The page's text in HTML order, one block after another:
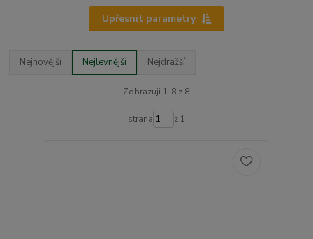
Upřesnit parametry
Nejnovější Nejlevnější Nejdražší
Zobrazuji 1-8 z 8
strana z 1